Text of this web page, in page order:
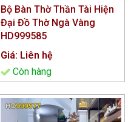
Bộ Bàn Thờ Thần Tài Hiện
Đại Đồ Thờ Ngà Vàng
HD999585
Giá: Liên hệ
Còn hàng